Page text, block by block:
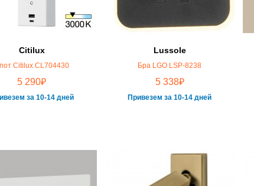
Citilux
Citilux CL704430
5 290₽
за 10-14 дней
Lussole
Бра LGO LSP-8238
5 338₽
Привезем за 10-14 дней